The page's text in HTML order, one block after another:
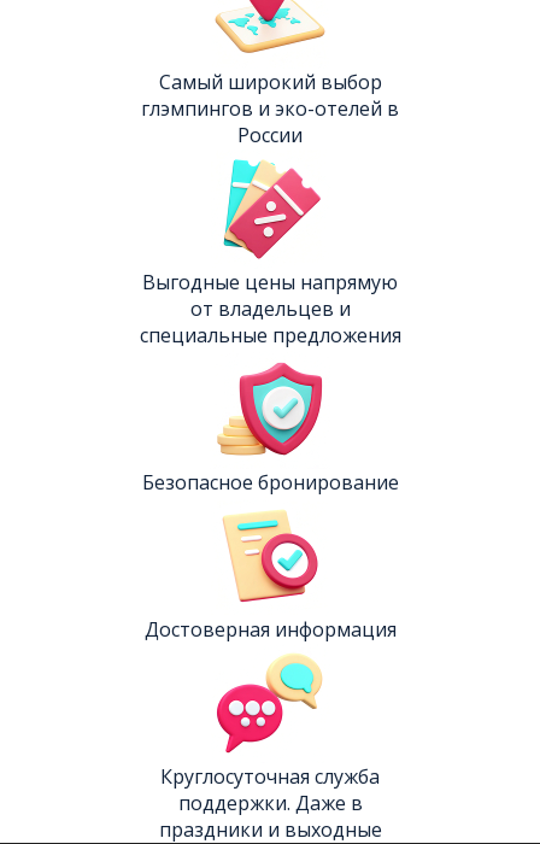
Самый широкий выбор
глэмпингов и эко-отелей в
России
Выгодные цены напрямую
от владельцев и
специальные предложения
Безопасное бронирование
Достоверная информация
Круглосуточная служба
поддержки. Даже в
праздники и выходные